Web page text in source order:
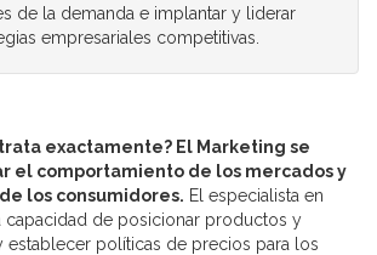
de la demanda e implantar y liderar
empresariales competitivas.
exactamente? El Marketing se
el comportamiento de los mercados y
los consumidores. El especialista en
capacidad de posicionar productos y
establecer políticas de precios para los